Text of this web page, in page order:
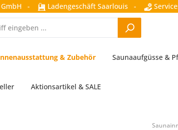
- Ladengeschäft Saarlouis -
& Zubehör Saunaaufgüsse &
Aktionsartikel & SALE